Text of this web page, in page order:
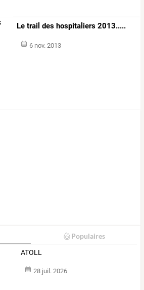
Le trail des hospitaliers 2013.....
6 nov. 2013
Populaires
ATOLL
28 juil. 2026